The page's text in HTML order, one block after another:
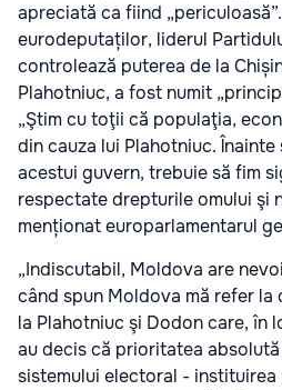
apreciată ca fiind
eurodeputaților, liderul
controlează puterea de la
Plahotniuc, a fost numit
„Ştim cu toţii că populaţia,
din cauza lui Plahotniuc.
acestui guvern, trebuie să fim
respectate drepturile omului şi
menționat europarlamentarul
„Indiscutabil, Moldova are
când spun Moldova mă refer
la Plahotniuc şi Dodon care, în
au decis că prioritatea
sistemului electoral - instituirea